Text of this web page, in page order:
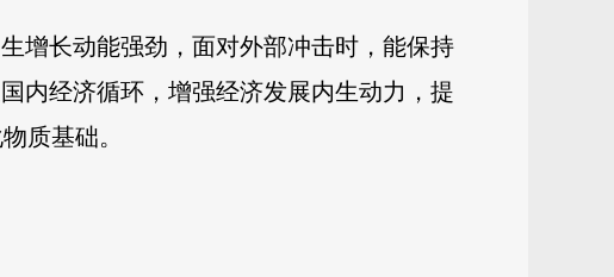
增长动能强劲，面对外部冲击时，能保持
内经济循环，增强经济发展内生动力，提
质基础。